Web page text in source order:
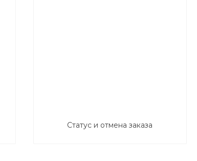
Статус и отмена заказа